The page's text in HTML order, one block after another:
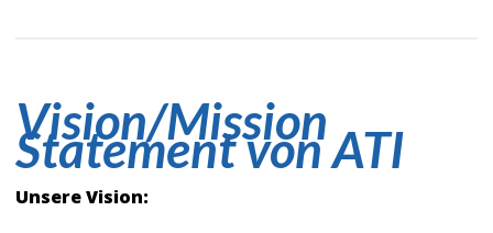
Vision/Mission
Statement von ATI
Unsere Vision: